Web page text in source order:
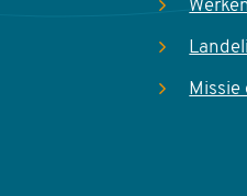
Missie